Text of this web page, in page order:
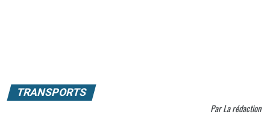
TRANSPORTS
ParLa rédaction